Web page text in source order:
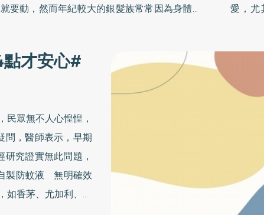
就要動，然而年紀較大的銀髮族常常因為身體功
開始接觸社區關懷訪視後，發現長輩們常因生理
肢體部分受限而萌生退意，同時卻也看見更多阿
公阿嬤，因為運動而改善了健康，因此提出銀髮
力、肌力 還可助控制血糖職能治療師林美儀指
出，藉由規律的運動，不僅有助治療憂鬱症，還
能降低罹患失智症的風險。此外，對於身體的立
即效果也很顯著，好處如下：  延緩骨質疏鬆的
情況，減少骨折的發生。 增加肌力、耐力、柔
愛，尤
病患
佔多
醫師表
致病
家安
五分
醫院
食材
蟲的
素。2
才安心#
民眾無不人心惶惶，
問，醫師表示，早期
究證實無此問題，
製防蚊液 無明確效
香茅、尤加利、薄